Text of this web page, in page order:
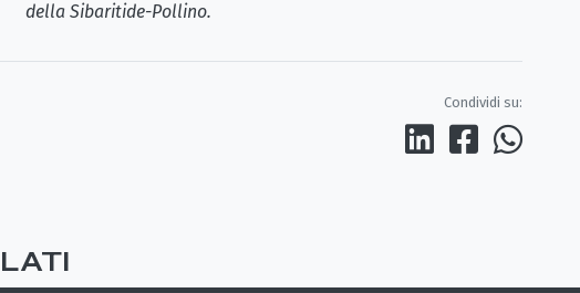
della Sibaritide-Pollino.
Condividi su: